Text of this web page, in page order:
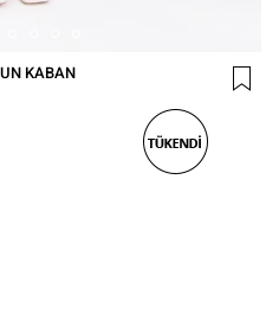
KABAN